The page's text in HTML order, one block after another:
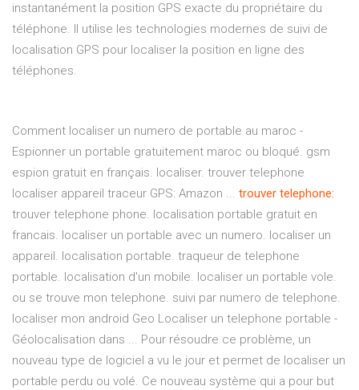
instantanément la position GPS exacte du propriétaire du
téléphone. Il utilise les technologies modernes de suivi de
localisation GPS pour localiser la position en ligne des
téléphones.
Comment localiser un numero de portable au maroc -
Espionner un portable gratuitement maroc ou bloqué. gsm
espion gratuit en français. localiser. trouver telephone
localiser appareil traceur GPS: Amazon ... trouver telephone:
trouver telephone phone. localisation portable gratuit en
francais. localiser un portable avec un numero. localiser un
appareil. localisation portable. traqueur de telephone
portable. localisation d'un mobile. localiser un portable vole.
ou se trouve mon telephone. suivi par numero de telephone.
localiser mon android Geo Localiser un telephone portable -
Géolocalisation dans ... Pour résoudre ce problème, un
nouveau type de logiciel a vu le jour et permet de localiser un
portable perdu ou volé. Ce nouveau système qui a pour but